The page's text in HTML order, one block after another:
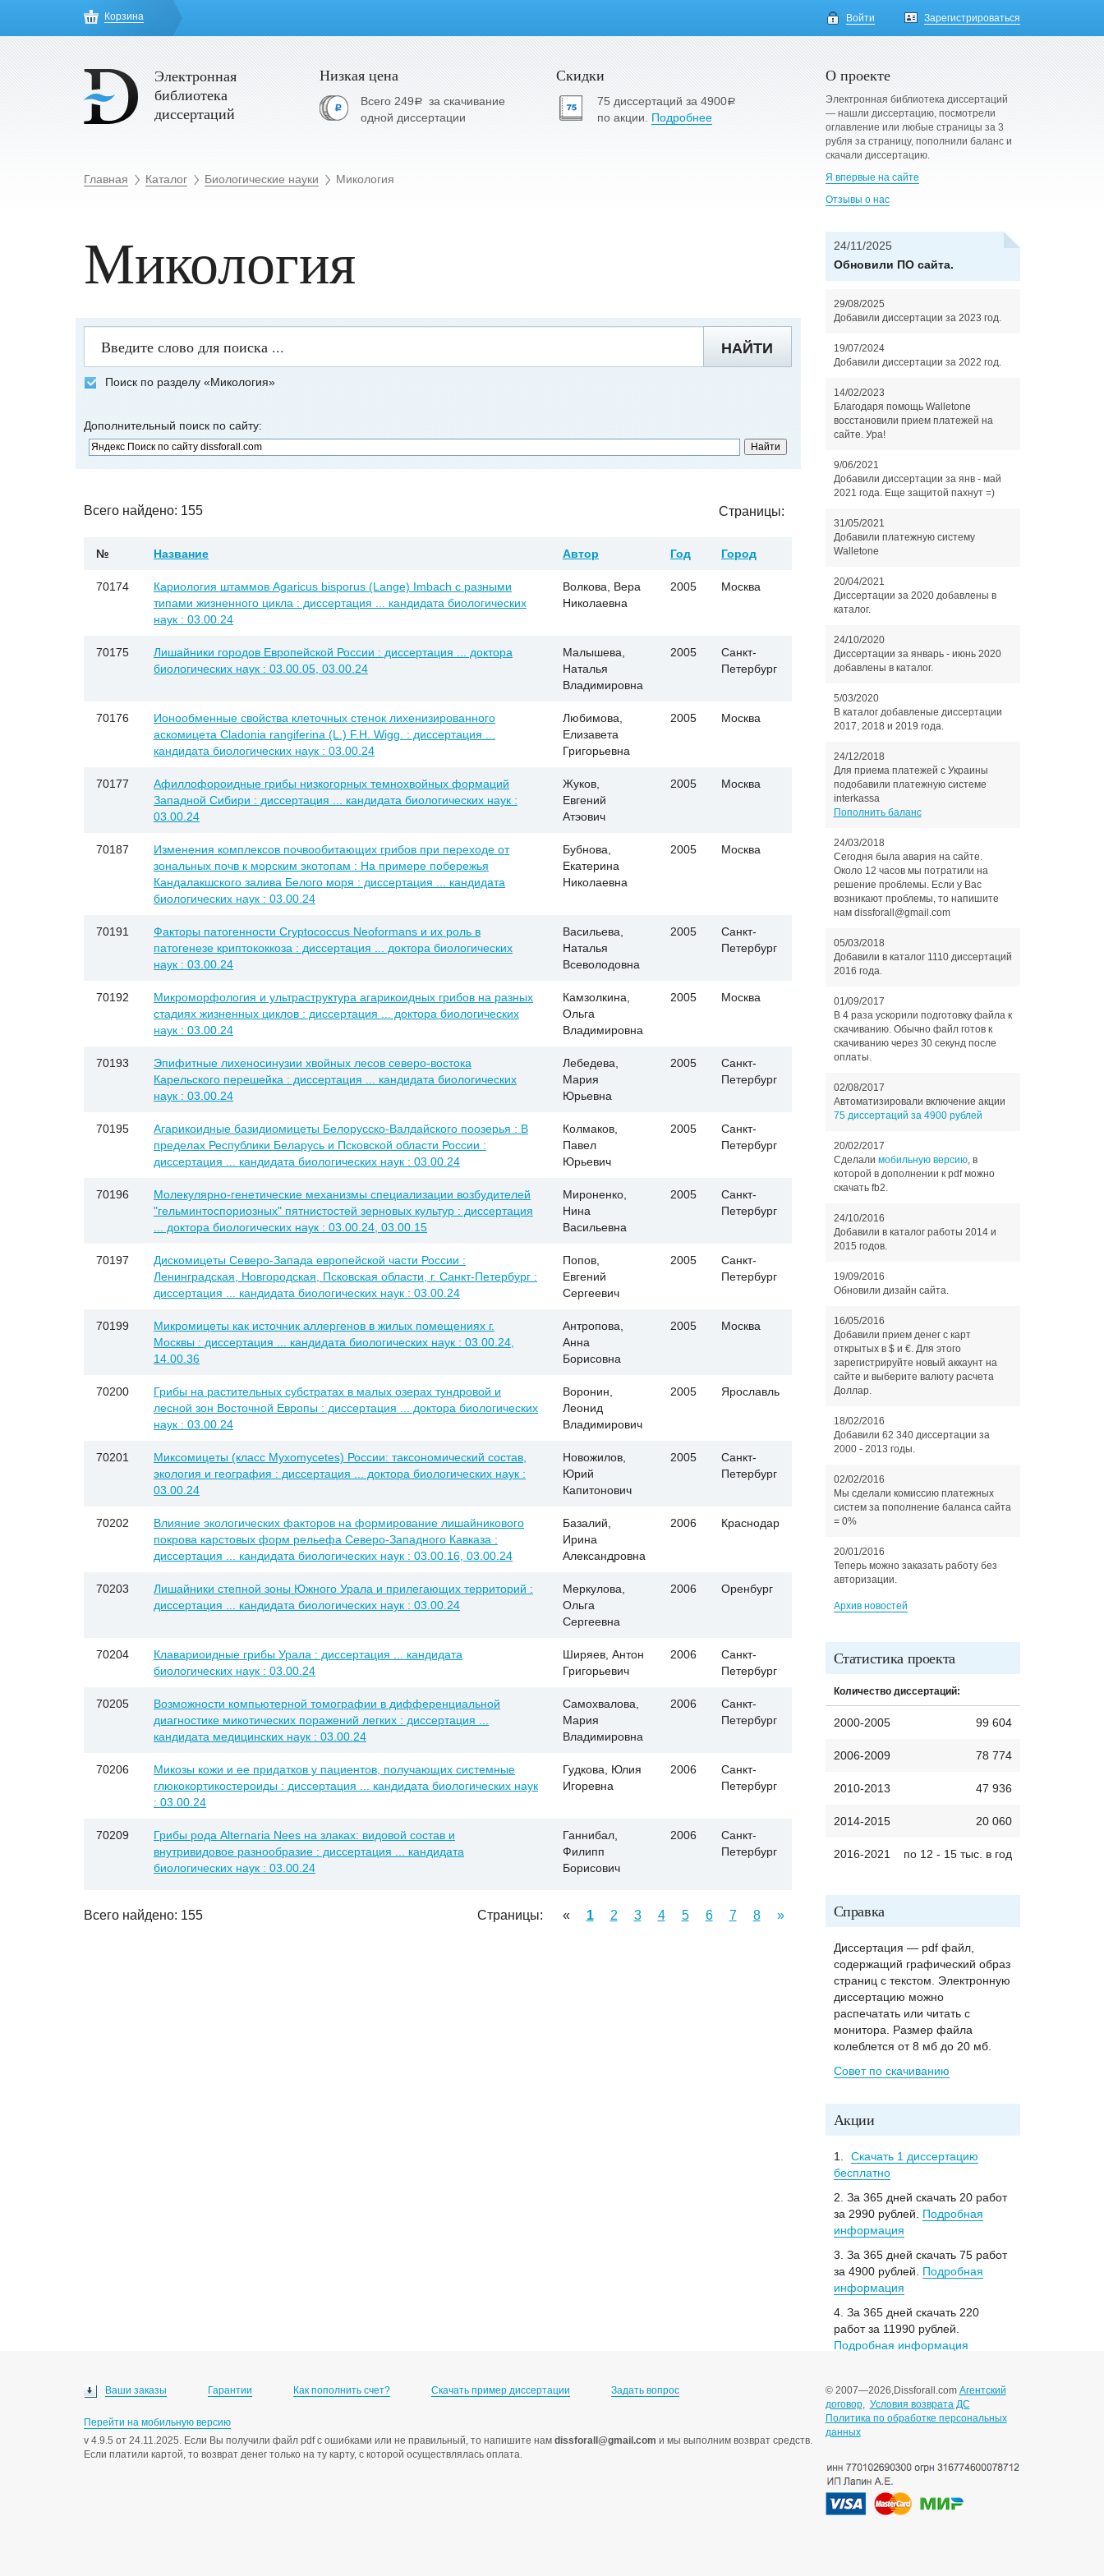
Корзина Войти Зарегистрироваться
Электронная
библиотека
диссертаций
Низкая цена
Всего 249aза скачивание
одной диссертации
Скидки
75 диссертаций за 4900a
по акции. Подробнее
Главная Каталог Биологические науки Микология
Микология
НАЙТИ
Поиск по разделу «Микология»
Дополнительный поиск по сайту:
Всего найдено: 155 Страницы:
№ Название Автор Год Город
70174
Кариология штаммов Agaricus bisporus (Lange) Imbach с разными
типами жизненного цикла : диссертация ... кандидата биологических
наук : 03.00.24
Волкова, Вера
Николаевна
2005 Москва
70175
Лишайники городов Европейской России : диссертация ... доктора
биологических наук : 03.00.05, 03.00.24
Малышева,
Наталья
Владимировна
2005
Санкт-
Петербург
70176
Ионообменные свойства клеточных стенок лихенизированного
аскомицета Cladonia rangiferina (L.) F.H. Wigg. : диссертация ...
кандидата биологических наук : 03.00.24
Любимова,
Елизавета
Григорьевна
2005 Москва
70177
Афиллофороидные грибы низкогорных темнохвойных формаций
Западной Сибири : диссертация ... кандидата биологических наук :
03.00.24
Жуков,
Евгений
Атэович
2005 Москва
70187
Изменения комплексов почвообитающих грибов при переходе от
зональных почв к морским экотопам : На примере побережья
Кандалакшского залива Белого моря : диссертация ... кандидата
биологических наук : 03.00.24
Бубнова,
Екатерина
Николаевна
2005 Москва
70191
Факторы патогенности Cryptococcus Neoformans и их роль в
патогенезе криптококкоза : диссертация ... доктора биологических
наук : 03.00.24
Васильева,
Наталья
Всеволодовна
2005
Санкт-
Петербург
70192
Микроморфология и ультраструктура агарикоидных грибов на разных
стадиях жизненных циклов : диссертация ... доктора биологических
наук : 03.00.24
Камзолкина,
Ольга
Владимировна
2005 Москва
70193
Эпифитные лихеносинузии хвойных лесов северо-востока
Карельского перешейка : диссертация ... кандидата биологических
наук : 03.00.24
Лебедева,
Мария
Юрьевна
2005
Санкт-
Петербург
70195
Агарикоидные базидиомицеты Белорусско-Валдайского поозерья : В
пределах Республики Беларусь и Псковской области России :
диссертация ... кандидата биологических наук : 03.00.24
Колмаков,
Павел
Юрьевич
2005
Санкт-
Петербург
70196
Молекулярно-генетические механизмы специализации возбудителей
"гельминтоспориозных" пятнистостей зерновых культур : диссертация
... доктора биологических наук : 03.00.24, 03.00.15
Мироненко,
Нина
Васильевна
2005
Санкт-
Петербург
70197
Дискомицеты Северо-Запада европейской части России :
Ленинградская, Новгородская, Псковская области, г. Санкт-Петербург :
диссертация ... кандидата биологических наук : 03.00.24
Попов,
Евгений
Сергеевич
2005
Санкт-
Петербург
70199
Микромицеты как источник аллергенов в жилых помещениях г.
Москвы : диссертация ... кандидата биологических наук : 03.00.24,
14.00.36
Антропова,
Анна
Борисовна
2005 Москва
70200
Грибы на растительных субстратах в малых озерах тундровой и
лесной зон Восточной Европы : диссертация ... доктора биологических
наук : 03.00.24
Воронин,
Леонид
Владимирович
2005 Ярославль
70201
Миксомицеты (класс Myxomycetes) России: таксономический состав,
экология и география : диссертация ... доктора биологических наук :
03.00.24
Новожилов,
Юрий
Капитонович
2005
Санкт-
Петербург
70202
Влияние экологических факторов на формирование лишайникового
покрова карстовых форм рельефа Северо-Западного Кавказа :
диссертация ... кандидата биологических наук : 03.00.16, 03.00.24
Базалий,
Ирина
Александровна
2006 Краснодар
70203
Лишайники степной зоны Южного Урала и прилегающих территорий :
диссертация ... кандидата биологических наук : 03.00.24
Меркулова,
Ольга
Сергеевна
2006 Оренбург
70204
Клавариоидные грибы Урала : диссертация ... кандидата
биологических наук : 03.00.24
Ширяев, Антон
Григорьевич
2006
Санкт-
Петербург
70205
Возможности компьютерной томографии в дифференциальной
диагностике микотических поражений легких : диссертация ...
кандидата медицинских наук : 03.00.24
Самохвалова,
Мария
Владимировна
2006
Санкт-
Петербург
70206
Микозы кожи и ее придатков у пациентов, получающих системные
глюкокортикостероиды : диссертация ... кандидата биологических наук
: 03.00.24
Гудкова, Юлия
Игоревна
2006
Санкт-
Петербург
70209
Грибы рода Alternaria Nees на злаках: видовой состав и
внутривидовое разнообразие : диссертация ... кандидата
биологических наук : 03.00.24
Ганнибал,
Филипп
Борисович
2006
Санкт-
Петербург
Всего найдено: 155 Страницы: « 1 2 3 4 5 6 7 8 »
О проекте
Электронная библиотека диссертаций
— нашли диссертацию, посмотрели
оглавление или любые страницы за 3
рубля за страницу, пополнили баланс и
скачали диссертацию.
Я впервые на сайте
Отзывы о нас
24/11/2025
Обновили ПО сайта.
29/08/2025
Добавили диссертации за 2023 год.
19/07/2024
Добавили диссертации за 2022 год.
14/02/2023
Благодаря помощь Walletone
восстановили прием платежей на
сайте. Ура!
9/06/2021
Добавили диссертации за янв - май
2021 года. Еще защитой пахнут =)
31/05/2021
Добавили платежную систему
Walletone
20/04/2021
Диссертации за 2020 добавлены в
каталог.
24/10/2020
Диссертации за январь - июнь 2020
добавлены в каталог.
5/03/2020
В каталог добавленые диссертации
2017, 2018 и 2019 года.
24/12/2018
Для приема платежей с Украины
подобавили платежную системе
interkassa
Пополнить баланс
24/03/2018
Сегодня была авария на сайте.
Около 12 часов мы потратили на
решение проблемы. Если у Вас
возникают проблемы, то напишите
нам dissforall@gmail.com
05/03/2018
Добавили в каталог 1110 диссертаций
2016 года.
01/09/2017
В 4 раза ускорили подготовку файла к
скачиванию. Обычно файл готов к
скачиванию через 30 секунд после
оплаты.
02/08/2017
Автоматизировали включение акции
75 диссертаций за 4900 рублей
20/02/2017
Сделали мобильную версию, в
которой в дополнении к pdf можно
скачать fb2.
24/10/2016
Добавили в каталог работы 2014 и
2015 годов.
19/09/2016
Обновили дизайн сайта.
16/05/2016
Добавили прием денег с карт
открытых в $ и €. Для этого
зарегистрируйте новый аккаунт на
сайте и выберите валюту расчета
Доллар.
18/02/2016
Добавили 62 340 диссертации за
2000 - 2013 годы.
02/02/2016
Мы сделали комиссию платежных
систем за пополнение баланса сайта
= 0%
20/01/2016
Теперь можно заказать работу без
авторизации.
Архив новостей
Статистика проекта
Количество диссертаций:
2000-2005 99 604
2006-2009 78 774
2010-2013 47 936
2014-2015 20 060
2016-2021 по 12 - 15 тыс. в год
Справка
Диссертация — pdf файл,
содержащий графический образ
страниц с текстом. Электронную
диссертацию можно
распечатать или читать с
монитора. Размер файла
колеблется от 8 мб до 20 мб.
Совет по скачиванию
Акции
1.
Скачать 1 диссертацию
бесплатно
2. За 365 дней скачать 20 работ
за 2990 рублей. Подробная
информация
3. За 365 дней скачать 75 работ
за 4900 рублей. Подробная
информация
4. За 365 дней скачать 220
работ за 11990 рублей.
Подробная информация
Ваши заказы Гарантии Как пополнить счет? Скачать пример диссертации Задать вопрос
Перейти на мобильную версию
v 4.9.5 от 24.11.2025. Если Вы получили файл pdf с ошибками или не правильный, то напишите нам dissforall@gmail.com и мы выполним возврат средств.
Если платили картой, то возврат денег только на ту карту, с которой осуществлялась оплата.
© 2007—2026,Dissforall.com Агентский
договор, Условия возврата ДС
Политика по обработке персональных
данных